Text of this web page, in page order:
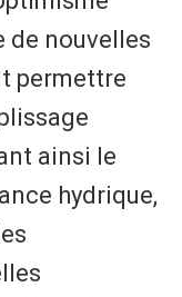
de nouvelles
permettre
ainsi le
hydrique,